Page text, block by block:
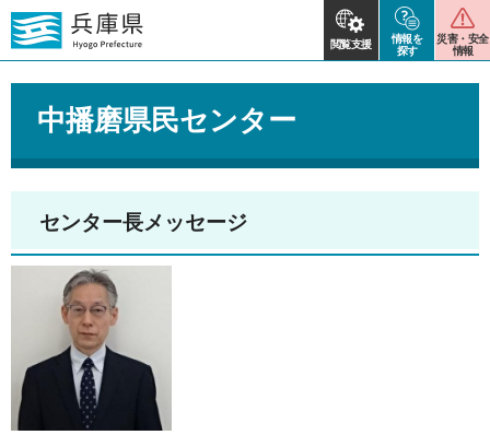
閲覧支援
情報を
探す
災害・安全
情報
中播磨県民センター
センター長メッセージ